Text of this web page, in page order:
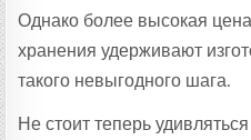
Однако более высокая
хранения удерживают
такого невыгодного шага.
Не стоит теперь